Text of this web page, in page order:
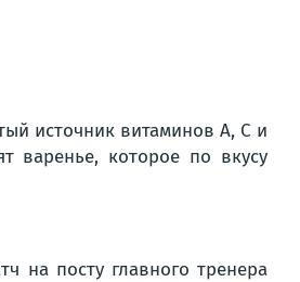
источник витаминов A, C и
варенье, которое по вкусу
на посту главного тренера